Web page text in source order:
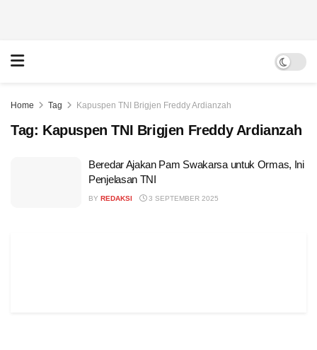
Home Tag Kapuspen TNI Brigjen Freddy Ardianzah
Tag: Kapuspen TNI Brigjen Freddy Ardianzah
Beredar Ajakan Pam Swakarsa untuk Ormas, Ini
Penjelasan TNI
BY REDAKSI 3 SEPTEMBER 2025